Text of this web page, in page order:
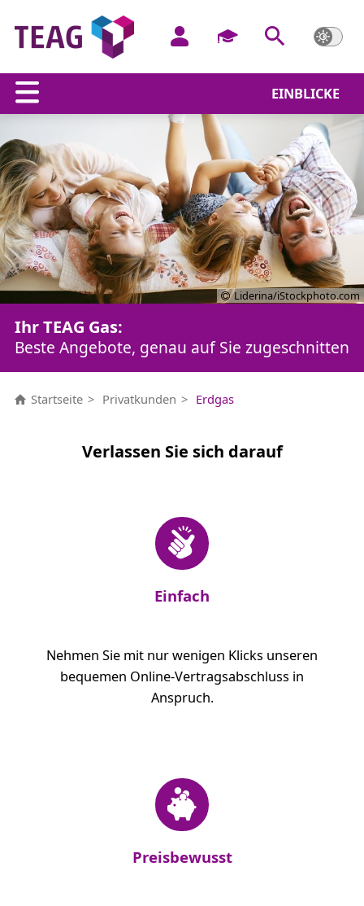
EINBLICKE
Liderina/iStockphoto.com
Ihr TEAG Gas:
Beste Angebote, genau auf Sie zugeschnitten
Startseite Privatkunden Erdgas
Verlassen Sie sich darauf
Einfach
Nehmen Sie mit nur wenigen Klicks unseren
bequemen Online-Vertragsabschluss in
Anspruch.
Preisbewusst